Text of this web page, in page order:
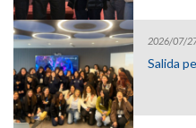
2026/07/
Salida